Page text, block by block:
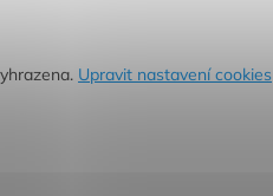
Upravit nastavení cookies